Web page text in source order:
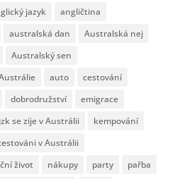
jazyk
angličtina
australská dan
Australská nej
Australský sen
auto
cestování
dobrodružství
emigrace
jzk se zije v Austrálii
kempování
v Austrálii
život nákupy party
pařba